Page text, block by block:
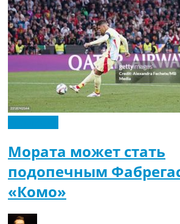
Мората может стать
подопечным
«Комо»